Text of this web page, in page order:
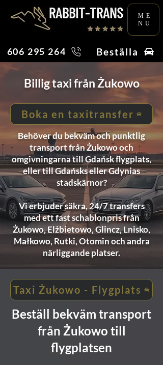
ME
NU
606 295 264 Beställa
Billig taxi från Żukowo
Boka en taxitransfer
Behöver du bekväm och punktlig
transport från Żukowo och
omgivningarna till Gdańsk flygplats,
eller till Gdańsks eller Gdynias
stadskärnor?
Vi erbjuder säkra, 24/7 transfers
med ett fast schablonpris från
Żukowo, Elżbietowo, Glincz, Lnisko,
Małkowo, Rutki, Otomin och andra
närliggande platser.
Taxi Żukowo - Flygplats
Beställ bekväm transport
från Żukowo till
flygplatsen